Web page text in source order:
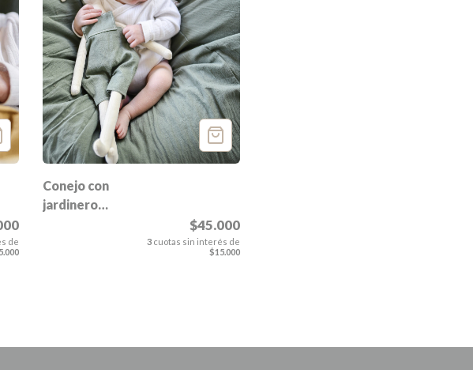
de
Conejo con
jardinero
$45.000
3 cuotas sin interés de
$15.000